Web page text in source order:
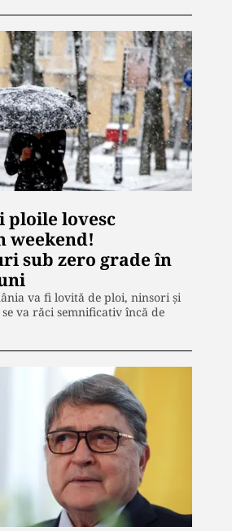
ploile lovesc
weekend!
sub zero grade în
va fi lovită de ploi, ninsori și
va răci semnificativ încă de